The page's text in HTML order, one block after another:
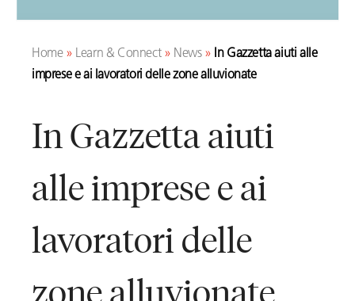
Home» Learn & Connect» News» In Gazzetta aiuti alle
imprese e ai lavoratori delle zone alluvionate
In Gazzetta aiuti
alle imprese e ai
lavoratori delle
zone alluvionate